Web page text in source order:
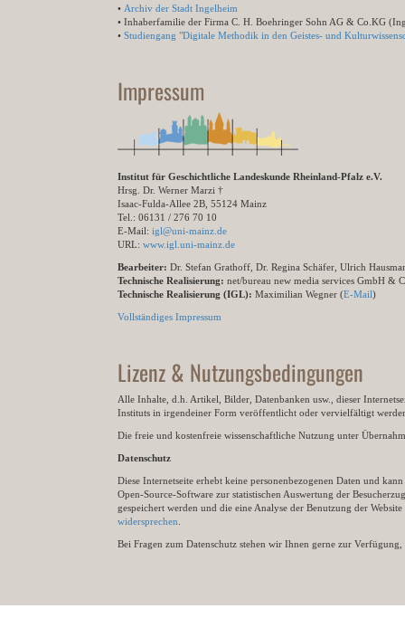
• Archiv der Stadt Ingelheim
• Inhaberfamilie der Firma C. H. Boehringer Sohn AG & Co.KG
• Studiengang "Digitale Methodik in den Geistes- und
Impressum
Institut für Geschichtliche Landeskunde Rheinland-Pfalz e.V.
Hrsg. Dr. Werner Marzi †
Isaac-Fulda-Allee 2B, 55124 Mainz
Tel.: 06131 / 276 70 10
E-Mail: igl@uni-mainz.de
URL: www.igl.uni-mainz.de
Bearbeiter: Dr. Stefan Grathoff, Dr. Regina Schäfer, Ulrich
Technische Realisierung: net/bureau new media services GmbH &
Technische Realisierung (IGL): Maximilian Wegner (E-Mail)
Vollständiges Impressum
Lizenz & Nutzungsbedingungen
Alle Inhalte, d.h. Artikel, Bilder, Datenbanken usw., dieser
Instituts in irgendeiner Form veröffentlicht oder vervielfältigt
Die freie und kostenfreie wissenschaftliche Nutzung unter
Datenschutz
Diese Internetseite erhebt keine personenbezogenen Daten und
Open-Source-Software zur statistischen Auswertung der
gespeichert werden und die eine Analyse der Benutzung der
widersprechen
Bei Fragen zum Datenschutz stehen wir Ihnen gerne zur